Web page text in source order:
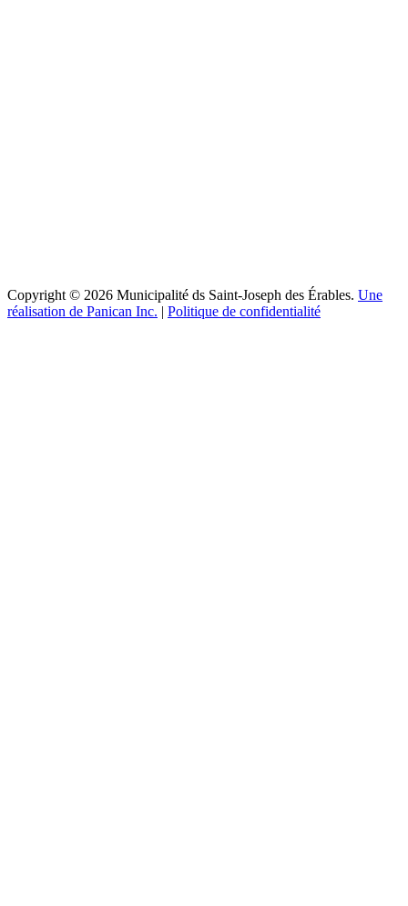
Copyright © 2026 Municipalité ds Saint-Joseph des Érables. Une
réalisation de Panican Inc. | Politique de confidentialité